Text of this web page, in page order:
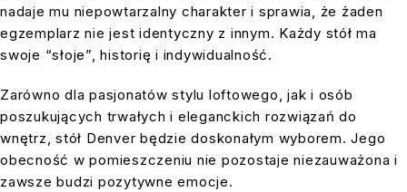
nadaje mu niepowtarzalny charakter i sprawia, że żaden
egzemplarz nie jest identyczny z innym. Każdy stół ma
swoje “słoje”, historię i indywidualność.
Zarówno dla pasjonatów stylu loftowego, jak i osób
poszukujących trwałych i eleganckich rozwiązań do
wnętrz, stół Denver będzie doskonałym wyborem. Jego
obecność w pomieszczeniu nie pozostaje niezauważona i
zawsze budzi pozytywne emocje.